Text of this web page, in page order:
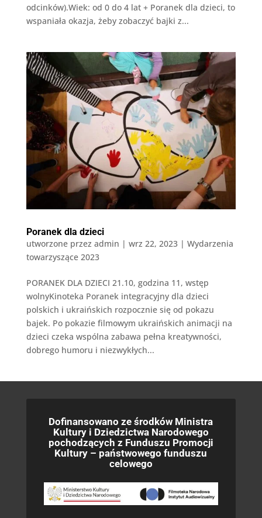
odcinków).Wiek: od 0 do 4 lat + Poranek dla dzieci, to
wspaniała okazja, żeby zobaczyć bajki z...
Poranek dla dzieci
utworzone przez admin | wrz 22, 2023| Wydarzenia
towarzyszące 2023
PORANEK DLA DZIECI 21.10, godzina 11, wstęp
wolnyKinoteka Poranek integracyjny dla dzieci
polskich i ukraińskich rozpocznie się od pokazu
bajek. Po pokazie filmowym ukraińskich animacji na
dzieci czeka wspólna zabawa pełna kreatywności,
dobrego humoru i niezwykłych...
Dofinansowano ze środków Ministra
Kultury i Dziedzictwa Narodowego
pochodzących z Funduszu Promocji
Kultury – państwowego funduszu
celowego